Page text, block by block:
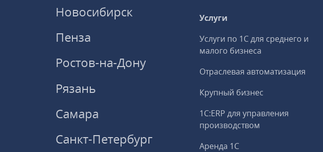
Новосибирск
Пенза
Ростов-на-Дону
Рязань
Самара
Санкт-Петербург
Услуги
Услуги по 1С для среднего и
малого бизнеса
Отраслевая автоматизация
Крупный бизнес
1С:ERP для управления
производством
Аренда 1С